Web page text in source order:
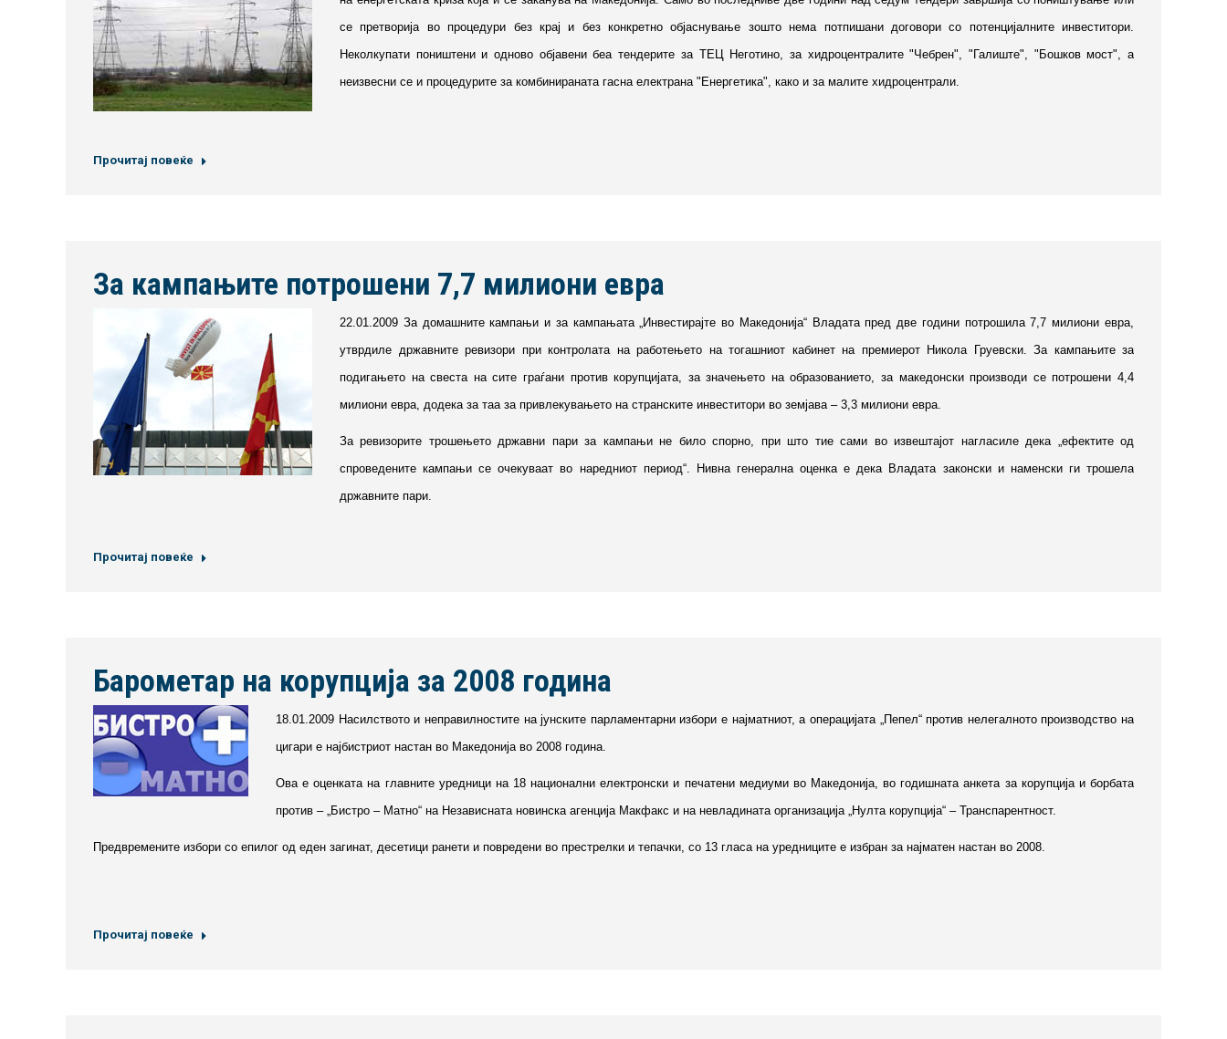
се претворија во процедури без крај и без конкретно објаснување зошто нема потпишани договори со потенцијалните инвеститори.
Неколкупати поништени и одново објавени беа тендерите за ТЕЦ Неготино, за хидроцентралите "Чебрен", "Галиште", "Бошков мост", а
неизвесни се и процедурите за комбинираната гасна електрана "Енергетика", како и за малите хидроцентрали.
Прочитај повеќе
За кампањите потрошени 7,7 милиони евра
22.01.2009 За домашните кампањи и за кампањата „Инвестирајте во Македонија“ Владата пред две години потрошила 7,7 милиони евра,
утврдиле државните ревизори при контролата на работењето на тогашниот кабинет на премиерот Никола Груевски. За кампањите за
подигањето на свеста на сите граѓани против корупцијата, за значењето на образованието, за македонски производи се потрошени 4,4
милиони евра, додека за таа за привлекувањето на странските инвеститори во земјава – 3,3 милиони евра.
За ревизорите трошењето државни пари за кампањи не било спорно, при што тие сами во извештајот нагласиле дека „ефектите од
спроведените кампањи се очекуваат во наредниот период“. Нивна генерална оценка е дека Владата законски и наменски ги трошела
државните пари.
Прочитај повеќе
Барометар на корупција за 2008 година
18.01.2009 Насилството и неправилностите на јунските парламентарни избори е најматниот, а операцијата „Пепел“ против нелегалното производство на
цигари е најбистриот настан во Македонија во 2008 година.
Ова е оценката на главните уредници на 18 национални електронски и печатени медиуми во Македонија, во годишната анкета за корупција и борбата
против – „Бистро – Матно“ на Независната новинска агенција Макфакс и на невладината организација „Нулта корупција“ – Транспарентност.
Предвремените избори со епилог од еден загинат, десетици ранети и повредени во престрелки и тепачки, со 13 гласа на уредниците е избран за најматен настан во 2008.
Прочитај повеќе